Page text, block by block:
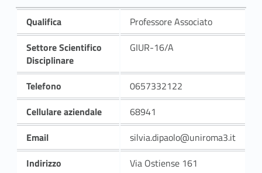
Qualifica
Professore Associato
Settore Scientifico
Disciplinare
GIUR-16/A
Telefono
0657332122
Cellulare aziendale
68941
Email
silvia.dipaolo@uniroma3.it
Indirizzo
Via Ostiense 161